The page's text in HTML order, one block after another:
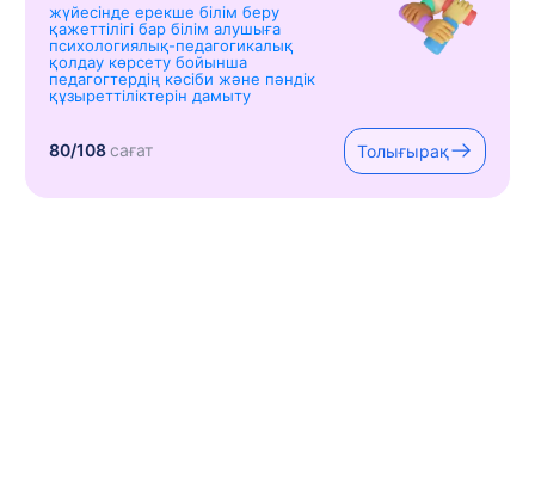
жүйесінде ерекше білім беру
қажеттілігі бар білім алушыға
психологиялық-педагогикалық
қолдау көрсету бойынша
педагогтердің кәсіби және пәндік
құзыреттіліктерін дамыту
80/108сағат Толығырақ